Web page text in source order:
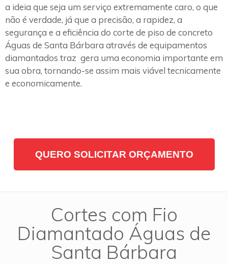
a ideia que seja um serviço extremamente caro, o que
não é verdade, já que a precisão, a rapidez, a
segurança e a eficiência do corte de piso de concreto
Águas de Santa Bárbara através de equipamentos
diamantados traz gera uma economia importante em
sua obra, tornando-se assim mais viável tecnicamente
e economicamente.
QUERO SOLICITAR ORÇAMENTO
Cortes com Fio
Diamantado Águas de
Santa Bárbara